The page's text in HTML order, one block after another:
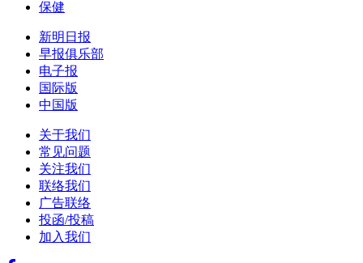
保健
新明日报
早报俱乐部
电子报
国际版
中国版
关于我们
常见问题
关注我们
联络我们
广告联络
投函/投稿
加入我们